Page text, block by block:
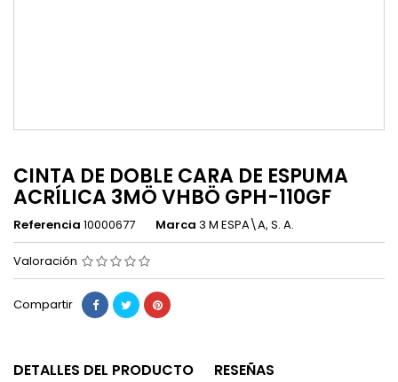
CINTA DE DOBLE CARA DE ESPUMA
ACRÍLICA 3MÖ VHBÖ GPH-110GF
Referencia 10000677 Marca 3 M ESPA\A, S. A.
Valoración
Compartir
DETALLES DEL PRODUCTO RESEÑAS